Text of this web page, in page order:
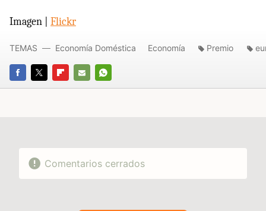
Imagen | Flickr
FACEBOOK
TWITTERFLIPBOARD
E-
WHATSAPP
TEMAS Economía Doméstica Economía Premio
Comentarios cerrados